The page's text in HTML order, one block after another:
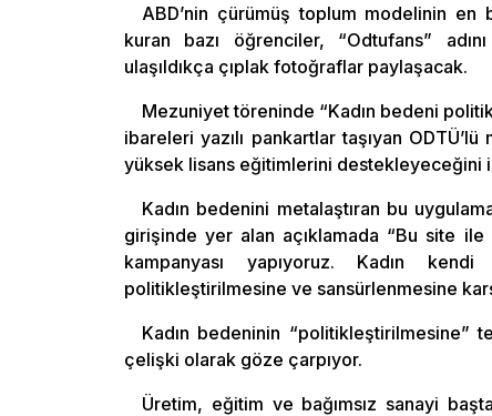
ABD’nin çürümüş toplum modelinin
kuran bazı öğrenciler, “Odtufans”
ulaşıldıkça çıplak fotoğraflar paylaşacak.
Mezuniyet töreninde “Kadın bedeni
ibareleri yazılı pankartlar taşıyan
yüksek lisans eğitimlerini destekleyeceğini
Kadın bedenini metalaştıran bu
girişinde yer alan açıklamada “Bu site
kampanyası yapıyoruz. Kadın
politikleştirilmesine ve sansürlenmesine
Kadın bedeninin “politikleştirilmesine”
çelişki olarak göze çarpıyor.
Üretim, eğitim ve bağımsız sanayi